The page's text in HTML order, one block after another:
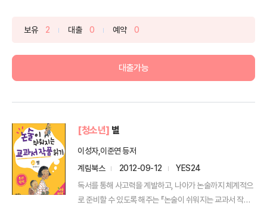
보유 2 대출 0 예약 0
대출가능
[청소년] 별
이성자,이준연 등저
계림북스
2012-09-12
YES24
독서를 통해 사고력을 계발하고, 나아가 논술까지 체계적으
로 준비할 수 있도록 해주는 『논술이 쉬워지는 교과서 작품